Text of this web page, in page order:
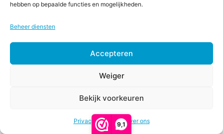
hebben op bepaalde functies en mogelijkheden.
Beheer diensten
Accepteren
Weiger
Bekijk voorkeuren
Privacy & CookiesOver ons
9,1
Boekhoudtermen
Toevoegen aan winkelwagen